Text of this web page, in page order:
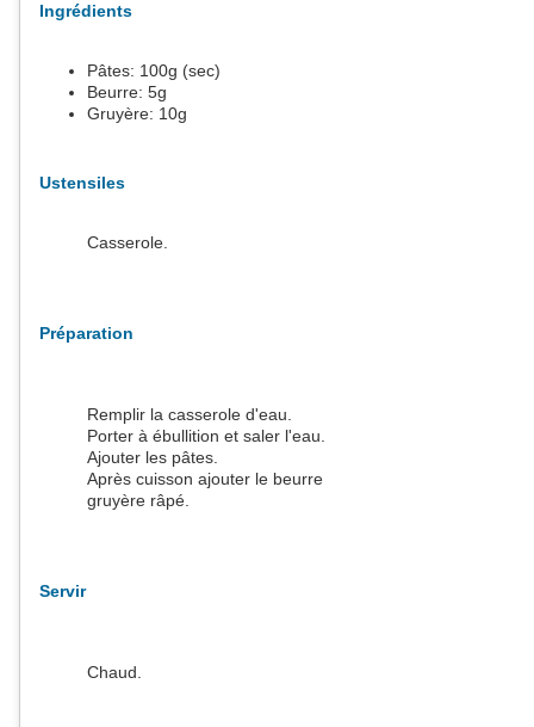
Ingrédients
Pâtes: 100g (sec)
Beurre: 5g
Gruyère: 10g
Ustensiles
Casserole.
Préparation
Remplir la casserole d'eau.
Porter à ébullition et saler l'eau.
Ajouter les pâtes.
Après cuisson ajouter le beurre et saupoudrer de
gruyère râpé.
Servir
Chaud.